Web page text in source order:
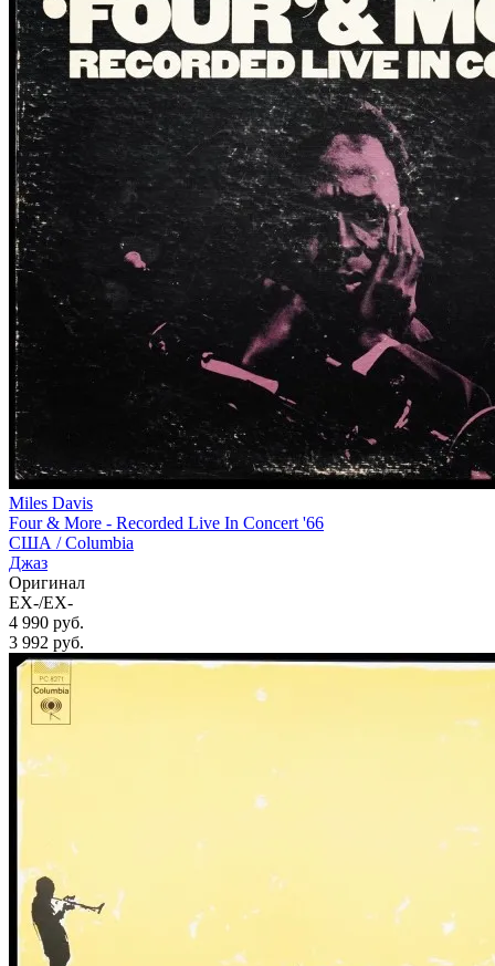
Miles Davis
Four & More - Recorded Live In Concert '66
США /Columbia
Джаз
Оригинал
EX-/EX-
4 990 руб.
3 992 руб.